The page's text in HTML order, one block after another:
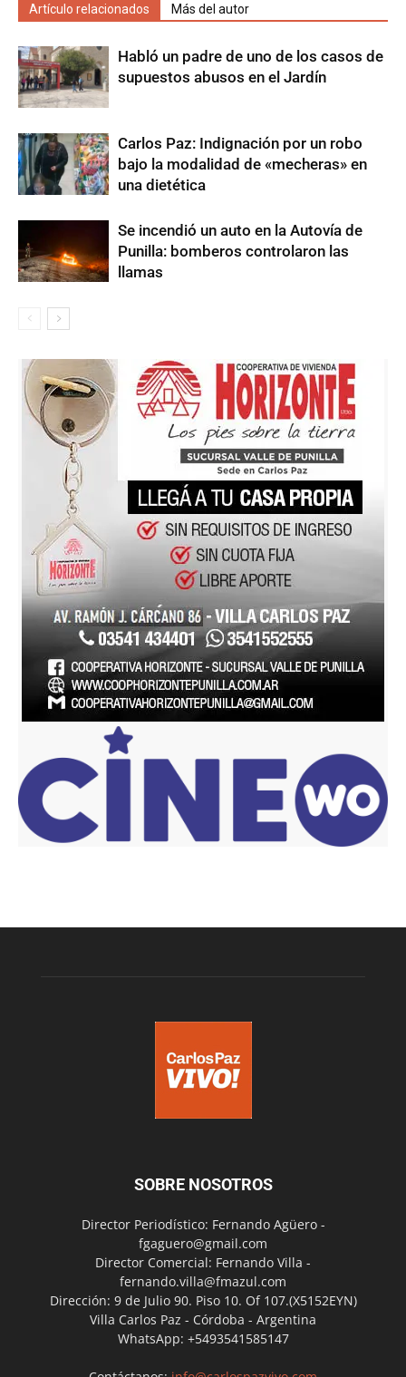
Artículo relacionados Más del autor
Habló un padre de uno de los casos de
supuestos abusos en el Jardín
Carlos Paz: Indignación por un robo
bajo la modalidad de «mecheras» en
una dietética
Se incendió un auto en la Autovía de
Punilla: bomberos controlaron las
llamas
SOBRE NOSOTROS
Director Periodístico: Fernando Agüero -
fgaguero@gmail.com
Director Comercial: Fernando Villa -
fernando.villa@fmazul.com
Dirección: 9 de Julio 90. Piso 10. Of 107.(X5152EYN)
Villa Carlos Paz - Córdoba - Argentina
WhatsApp: +5493541585147